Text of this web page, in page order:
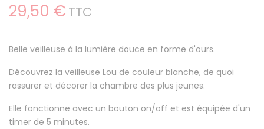
29,50 € TTC
Belle veilleuse à la lumière douce en forme d'ours.
Découvrez la veilleuse Lou de couleur blanche, de quoi
rassurer et décorer la chambre des plus jeunes.
Elle fonctionne avec un bouton on/off et est équipée d'un
timer de 5 minutes.